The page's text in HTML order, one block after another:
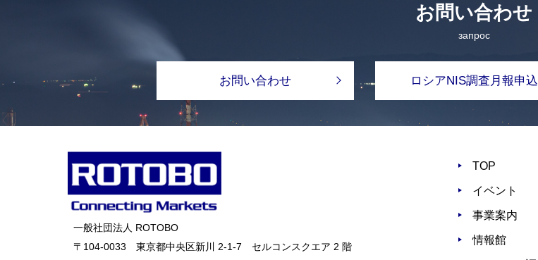
お問い合わせ
запрос
お問い合わせ ロシアNIS調査月報申込
一般社団法人 ROTOBO
〒104-0033 東京都中央区新川 2-1-7 セルコンスクエア 2 階
TOP
イベント
事業案内
情報館